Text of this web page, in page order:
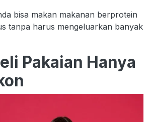
bisa makan makanan berprotein
tanpa harus mengeluarkan banyak
Pakaian Hanya